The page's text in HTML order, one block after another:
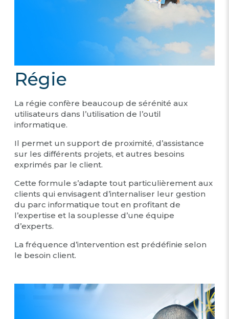
Régie
La régie confère beaucoup de sérénité aux
utilisateurs dans l’utilisation de l’outil
informatique.
Il permet un support de proximité, d’assistance
sur les différents projets, et autres besoins
exprimés par le client.
Cette formule s’adapte tout particulièrement aux
clients qui envisagent d’internaliser leur gestion
du parc informatique tout en profitant de
l’expertise et la souplesse d’une équipe
d’experts.
La fréquence d’intervention est prédéfinie selon
le besoin client.